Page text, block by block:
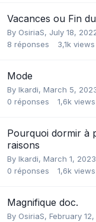
Vacances ou Fin
By OsiriaS, July 18,
8 réponses 3,1k views
Mode
By Ikardi, March 5,
0 réponses 1,6k views
Pourquoi dormir à
raisons
By Ikardi, March 1, 2023
0 réponses 1,6k views
Magnifique doc.
By OsiriaS, February